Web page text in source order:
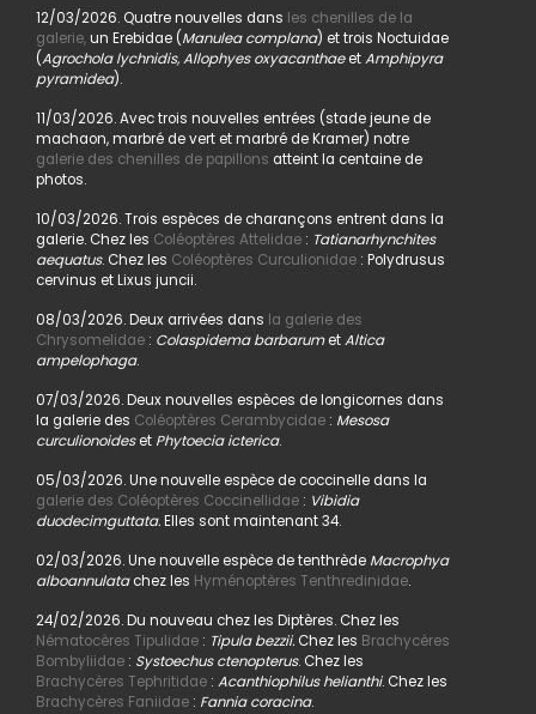
12/03/2026. Quatre nouvelles dans les chenilles de la
galerie,un Erebidae (Manulea complana) et trois Noctuidae
(Agrochola lychnidis, Allophyes oxyacanthaeetAmphipyra
pyramidea).
11/03/2026. Avec trois nouvelles entrées (stade jeune de
machaon, marbré de vert et marbré de Kramer) notre
galerie des chenilles de papillons atteint la centaine de
photos.
10/03/2026. Trois espèces de charançons entrent dans la
galerie. Chez les Coléoptères Attelidae: Tatianarhynchites
aequatus. Chez les Coléoptères Curculionidae: Polydrusus
cervinus et Lixus juncii.
08/03/2026. Deux arrivées dans la galerie des
Chrysomelidae: Colaspidema barbarumetAltica
ampelophaga.
07/03/2026. Deux nouvelles espèces de longicornes dans
la galerie des Coléoptères Cerambycidae: Mesosa
curculionoideset Phytoecia icterica.
05/03/2026. Une nouvelle espèce de coccinelle dans la
galerie des Coléoptères Coccinellidae: Vibidia
duodecimguttata.Elles sont maintenant 34.
02/03/2026. Une nouvelle espèce de tenthrède Macrophya
alboannulatachez les Hyménoptères Tenthredinidae.
24/02/2026. Du nouveau chez les Diptères. Chez les
Nématocères Tipulidae: Tipula bezzii. Chez les Brachycères
Bombyliidae: Systoechus ctenopterus. Chez les
Brachycères Tephritidae: Acanthiophilus helianthi. Chez les
Brachycères Faniidae: Fannia coracina.